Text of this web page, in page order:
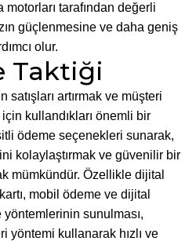
motorları tarafından değerli
güçlenmesine ve daha geniş
olur.
Taktiği
artırmak ve müşteri
kullandıkları önemli bir
ödeme seçenekleri sunarak,
kolaylaştırmak ve güvenilir bir
mümkündür. Özellikle dijital
mobil ödeme ve dijital
sunulması,
yöntemi kullanarak hızlı ve